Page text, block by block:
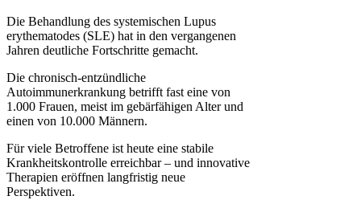
Die Behandlung des systemischen Lupus
erythematodes (SLE) hat in den vergangenen
Jahren deutliche Fortschritte gemacht.
Die chronisch-entzündliche
Autoimmunerkrankung betrifft fast eine von
1.000 Frauen, meist im gebärfähigen Alter und
einen von 10.000 Männern.
Für viele Betroffene ist heute eine stabile
Krankheitskontrolle erreichbar – und innovative
Therapien eröffnen langfristig neue
Perspektiven.